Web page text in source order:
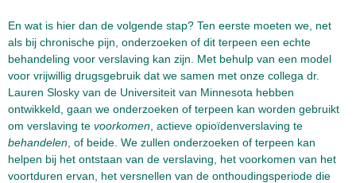
En wat is hier dan de volgende stap? Ten eerste moeten we, net
als bij chronische pijn, onderzoeken of dit terpeen een echte
behandeling voor verslaving kan zijn. Met behulp van een model
voor vrijwillig drugsgebruik dat we samen met onze collega dr.
Lauren Slosky van de Universiteit van Minnesota hebben
ontwikkeld, gaan we onderzoeken of terpeen kan worden gebruikt
om verslaving te voorkomen , actieve opioïdenverslaving te
behandelen , of beide. We zullen onderzoeken of terpeen kan
helpen bij het ontstaan van de verslaving, het voorkomen van het
voortduren ervan, het versnellen van de onthoudingsperiode die